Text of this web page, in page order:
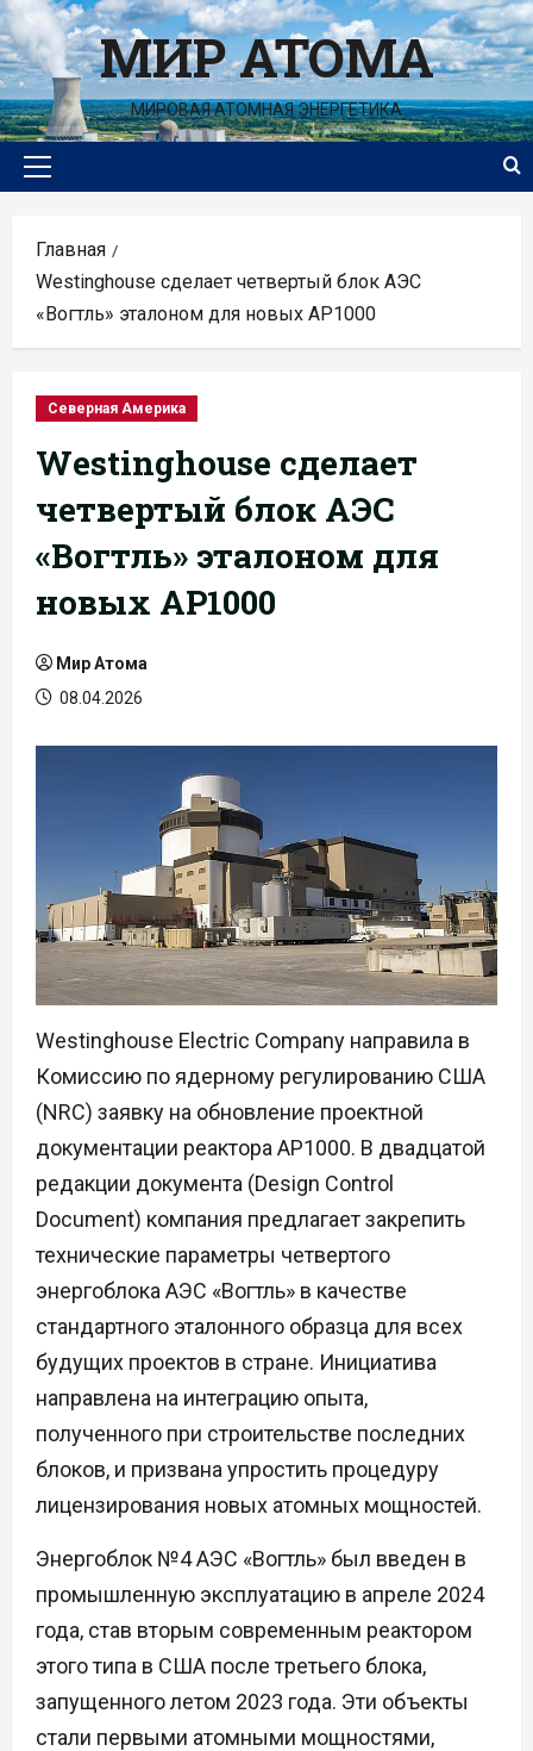
Перейти
к
содержимомуМИР АТОМА
МИРОВАЯ АТОМНАЯ ЭНЕРГЕТИКА
Основное
Главная
Westinghouse сделает четвертый блок АЭС
«Вогтль» эталоном для новых AP1000
Северная Америка
Westinghouse сделает
четвертый блок АЭС
«Вогтль» эталоном для
новых AP1000
Мир Атома
08.04.2026
Westinghouse Electric Company направила в
Комиссию по ядерному регулированию США
(NRC) заявку на обновление проектной
документации реактора AP1000. В двадцатой
редакции документа (Design Control
Document) компания предлагает закрепить
технические параметры четвертого
энергоблока АЭС «Вогтль» в качестве
стандартного эталонного образца для всех
будущих проектов в стране. Инициатива
направлена на интеграцию опыта,
полученного при строительстве последних
блоков, и призвана упростить процедуру
лицензирования новых атомных мощностей.
Энергоблок №4 АЭС «Вогтль» был введен в
промышленную эксплуатацию в апреле 2024
года, став вторым современным реактором
этого типа в США после третьего блока,
запущенного летом 2023 года. Эти объекты
стали первыми атомными мощностями,